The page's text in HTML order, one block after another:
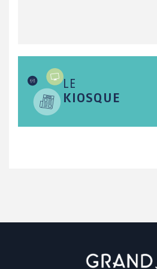
LE
KIOSQUE